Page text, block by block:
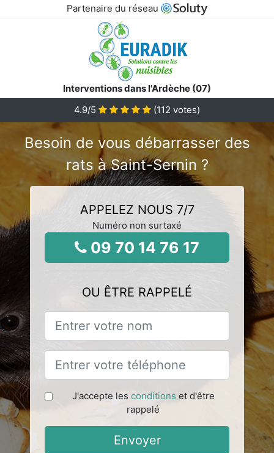
Partenaire du réseau
Interventions dans l'Ardèche (07)
4.9/5 (112 votes)
Besoin de vous débarrasser des
rats à Saint-Sernin ?
APPELEZ NOUS 7/7
Numéro non surtaxé
09 70 14 76 17
OU ÊTRE RAPPELÉ
J'accepte les conditions et d'être
rappelé
Envoyer